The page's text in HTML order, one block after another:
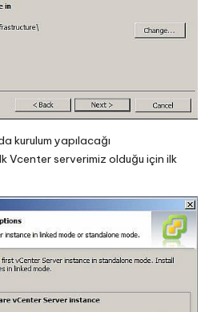
kurulum yapılacağı
Vcenter serverimiz olduğu için ilk